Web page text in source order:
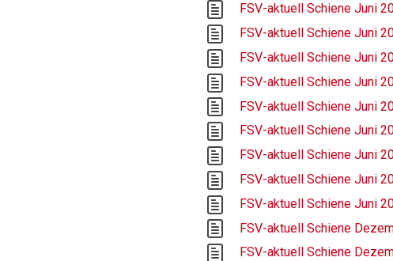
FSV-aktuell Schiene Juni
FSV-aktuell Schiene Juni
FSV-aktuell Schiene Juni
FSV-aktuell Schiene Juni
FSV-aktuell Schiene Juni
FSV-aktuell Schiene Juni
FSV-aktuell Schiene Juni
FSV-aktuell Schiene Juni
FSV-aktuell Schiene Juni
FSV-aktuell Schiene
FSV-aktuell Schiene